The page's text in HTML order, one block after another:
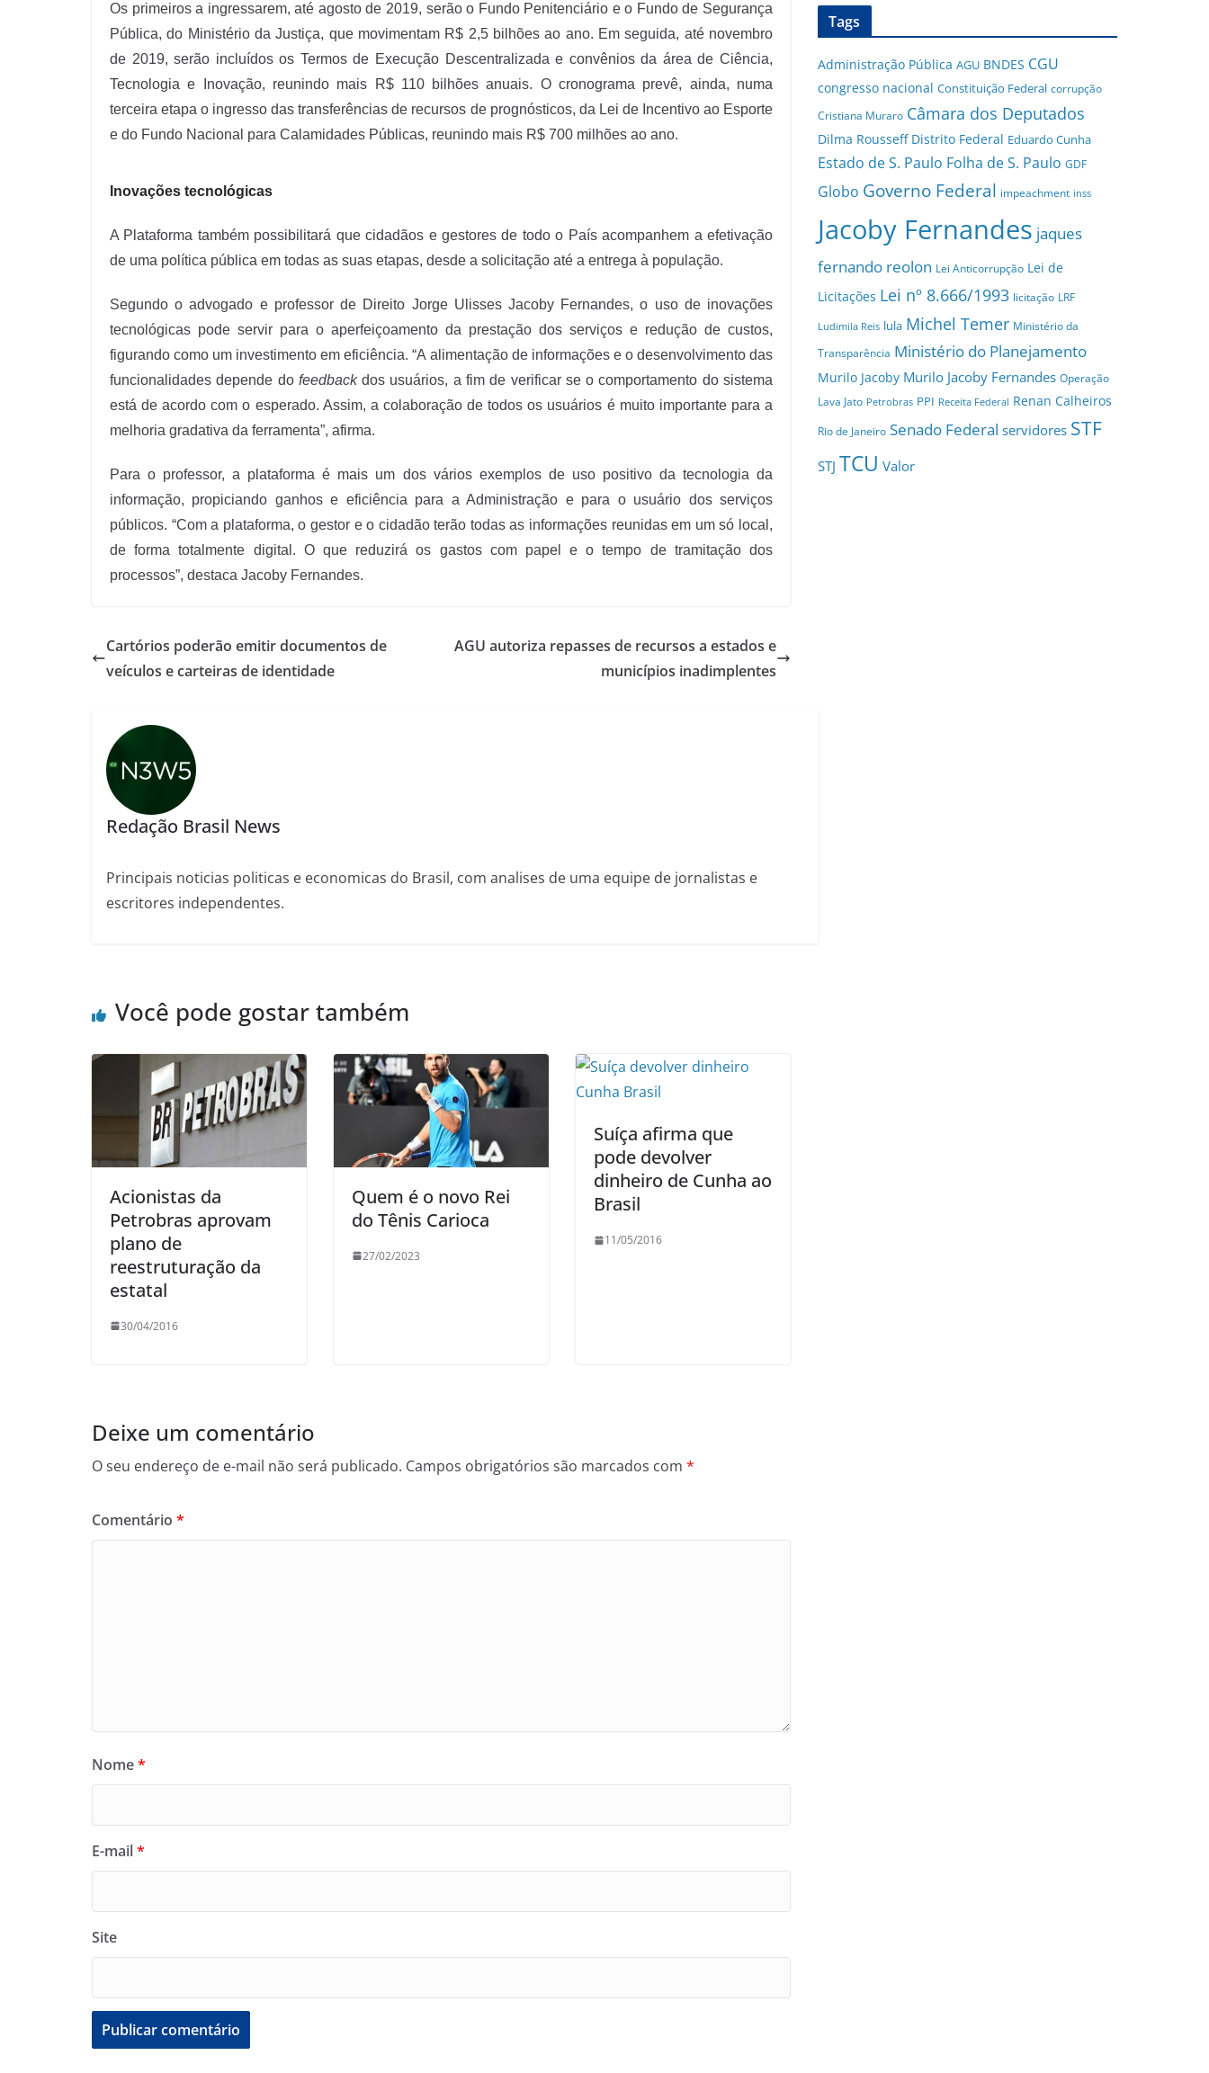
Os primeiros a ingressarem, até agosto de 2019, serão o Fundo Penitenciário e o Fundo de Segurança
Pública, do Ministério da Justiça, que movimentam R$ 2,5 bilhões ao ano. Em seguida, até novembro
de 2019, serão incluídos os Termos de Execução Descentralizada e convênios da área de Ciência,
Tecnologia e Inovação, reunindo mais R$ 110 bilhões anuais. O cronograma prevê, ainda, numa
terceira etapa o ingresso das transferências de recursos de prognósticos, da Lei de Incentivo ao Esporte
e do Fundo Nacional para Calamidades Públicas, reunindo mais R$ 700 milhões ao ano.
Inovações tecnológicas
A Plataforma também possibilitará que cidadãos e gestores de todo o País acompanhem a efetivação
de uma política pública em todas as suas etapas, desde a solicitação até a entrega à população.
Segundo o advogado e professor de Direito Jorge Ulisses Jacoby Fernandes, o uso de inovações
tecnológicas pode servir para o aperfeiçoamento da prestação dos serviços e redução de custos,
figurando como um investimento em eficiência. “A alimentação de informações e o desenvolvimento das
funcionalidades depende do feedbackdos usuários, a fim de verificar se o comportamento do sistema
está de acordo com o esperado. Assim, a colaboração de todos os usuários é muito importante para a
melhoria gradativa da ferramenta”, afirma.
Para o professor, a plataforma é mais um dos vários exemplos de uso positivo da tecnologia da
informação, propiciando ganhos e eficiência para a Administração e para o usuário dos serviços
públicos. “Com a plataforma, o gestor e o cidadão terão todas as informações reunidas em um só local,
de forma totalmente digital. O que reduzirá os gastos com papel e o tempo de tramitação dos
processos”, destaca Jacoby Fernandes.
Cartórios poderão emitir documentos de
veículos e carteiras de identidade
AGU autoriza repasses de recursos a estados e
municípios inadimplentes
Redação Brasil News
Principais noticias politicas e economicas do Brasil, com analises de uma equipe de jornalistas e
escritores independentes.
Você pode gostar também
Acionistas da
Petrobras aprovam
plano de
reestruturação da
estatal
30/04/2016
Quem é o novo Rei
do Tênis Carioca
27/02/2023
Suíça afirma que
pode devolver
dinheiro de Cunha ao
Brasil
11/05/2016
Deixe um comentário
O seu endereço de e-mail não será publicado. Campos obrigatórios são marcados com *
Comentário *
Nome*
E-mail*
Site
Tags
Administração Pública AGU BNDES CGU
congresso nacional Constituição Federal corrupção
Cristiana Muraro Câmara dos Deputados
Dilma Rousseff Distrito Federal Eduardo Cunha
Estado de S. Paulo Folha de S. Paulo GDF
Globo Governo Federal impeachment inss
Jacoby Fernandes jaques
fernando reolon Lei Anticorrupção Lei de
Licitações Lei nº 8.666/1993 licitação LRF
Ludimila Reis lula Michel Temer Ministério da
Transparência Ministério do Planejamento
Murilo Jacoby Murilo Jacoby Fernandes Operação
Lava Jato Petrobras PPI Receita Federal Renan Calheiros
Rio de Janeiro Senado Federal servidores STF
STJ TCU Valor